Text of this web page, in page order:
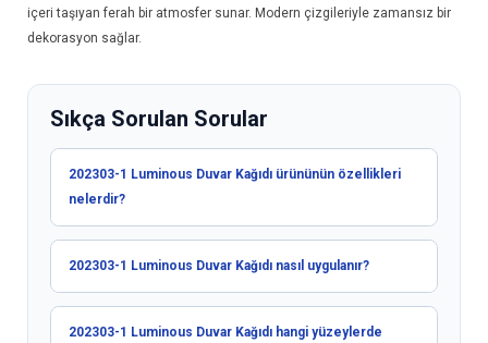
içeri taşıyan ferah bir atmosfer sunar. Modern çizgileriyle zamansız bir
dekorasyon sağlar.
Sıkça Sorulan Sorular
202303-1 Luminous Duvar Kağıdı ürününün özellikleri
nelerdir?
202303-1 Luminous Duvar Kağıdı nasıl uygulanır?
202303-1 Luminous Duvar Kağıdı hangi yüzeylerde